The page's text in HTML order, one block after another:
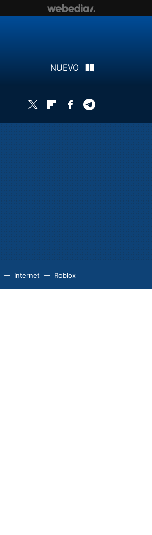
NUEVO
Twitter FlipboardFacebook
Internet Roblox